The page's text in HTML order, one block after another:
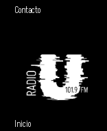
Contacto
Inicio